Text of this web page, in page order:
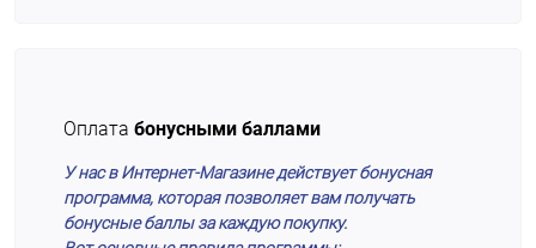
Оплата бонусными баллами
У нас в Интернет-Магазине действует бонусная
программа, которая позволяет вам получать
бонусные баллы за каждую покупку.